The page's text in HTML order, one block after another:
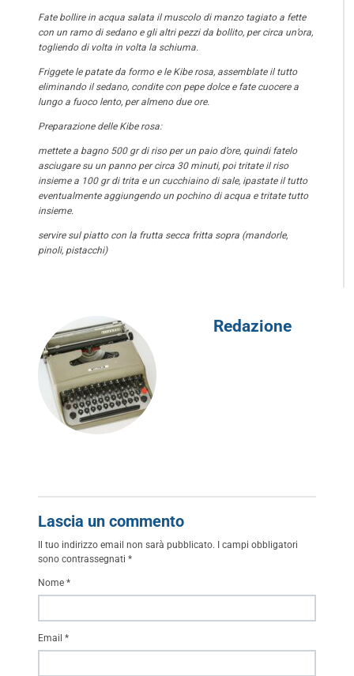
Fate bollire in acqua salata il muscolo di manzo tagiato a fette
con un ramo di sedano e gli altri pezzi da bollito, per circa un’ora,
togliendo di volta in volta la schiuma.
Friggete le patate da formo e le Kibe rosa, assemblate il tutto
eliminando il sedano, condite con pepe dolce e fate cuocere a
lungo a fuoco lento, per almeno due ore.
Preparazione delle Kibe rosa:
mettete a bagno 500 gr di riso per un paio d’ore, quindi fatelo
asciugare su un panno per circa 30 minuti, poi tritate il riso
insieme a 100 gr di trita e un cucchiaino di sale, ipastate il tutto
eventualmente aggiungendo un pochino di acqua e tritate tutto
insieme.
servire sul piatto con la frutta secca fritta sopra (mandorle,
pinoli, pistacchi)
Redazione
Lascia un commento
Il tuo indirizzo email non sarà pubblicato.
I campi obbligatori
sono contrassegnati *
Nome *
Email *